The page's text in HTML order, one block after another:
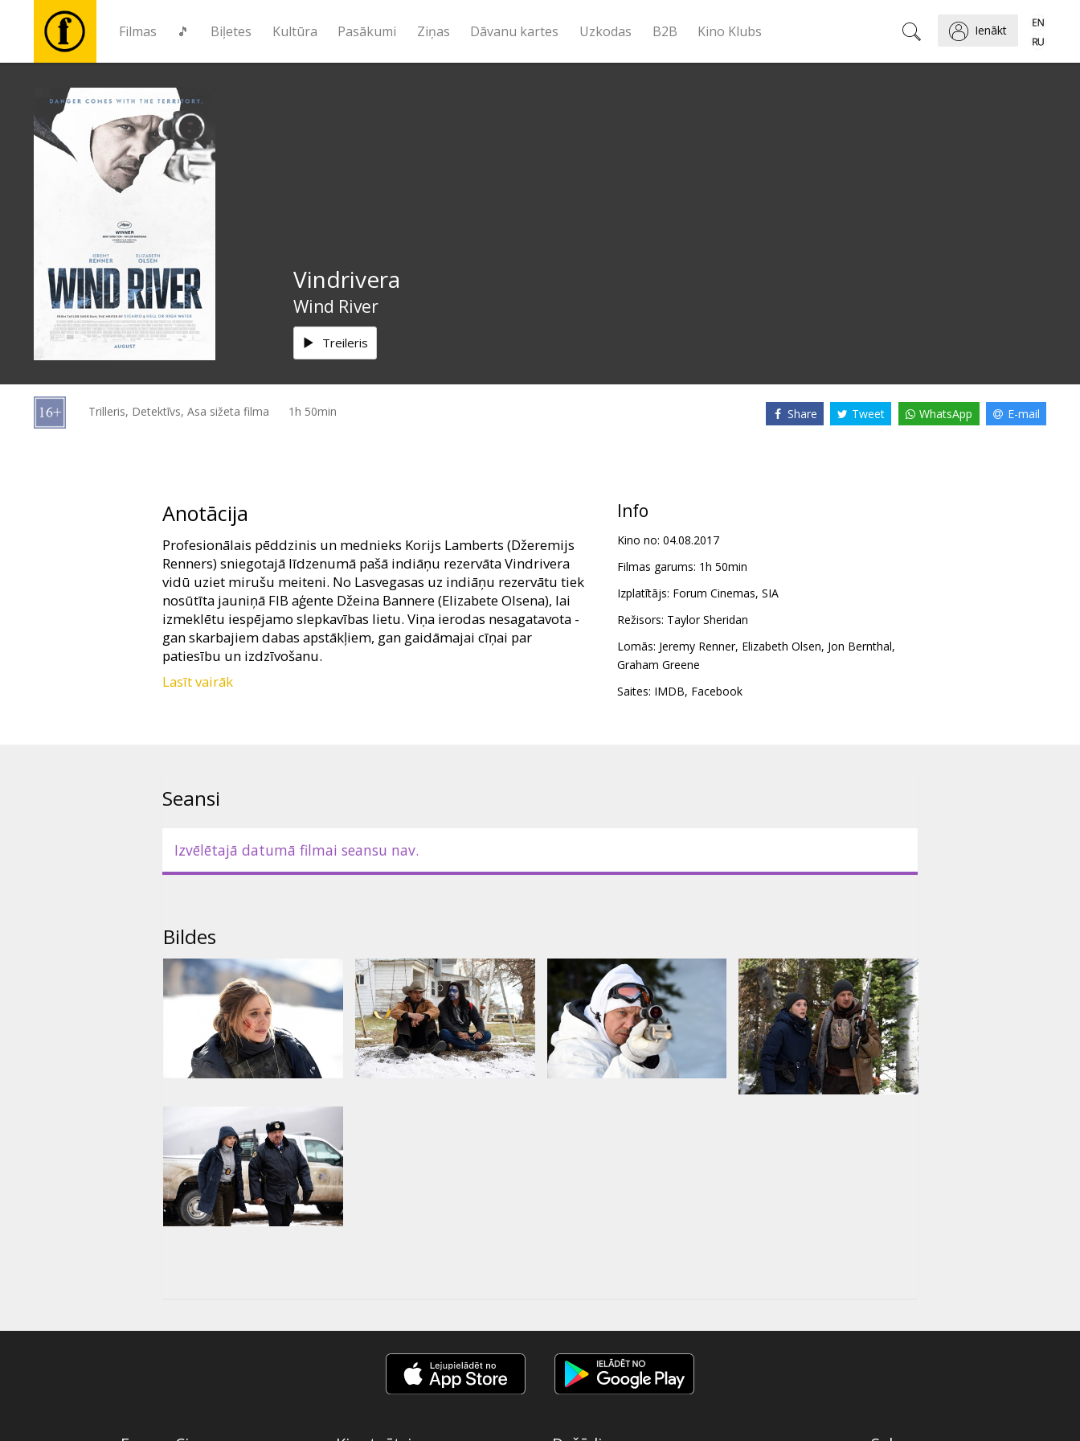
Filmas 🎵 Biļetes Kultūra Pasākumi Ziņas Dāvanu kartes Uzkodas B2B Kino Klubs Ienākt
Filmas
🎵
Pasākumi
Ziņas
kartes
Vindrivera
Wind River
Treileris
Trilleris, Detektīvs, Asa sižeta filma 1h 50min Share Tweet WhatsApp E-mail
Anotācija
Profesionālais pēddzinis un mednieks Korijs Lamberts (Džeremijs
Renners) sniegotajā līdzenumā pašā indiāņu rezervāta Vindrivera
vidū uziet mirušu meiteni. No Lasvegasas uz indiāņu rezervātu tiek
nosūtīta jauniņā FIB aģente Džeina Bannere (Elizabete Olsena), lai
izmeklētu iespējamo slepkavības lietu. Viņa ierodas nesagatavota -
gan skarbajiem dabas apstākļiem, gan gaidāmajai cīņai par
patiesību un izdzīvošanu.
Filmu režisējis Teilors Šeridans (Oscar® nominācija par scenāriju
Lasīt vairāk
Info
Kino no: 04.08.2017
Filmas garums: 1h 50min
Izplatītājs: Forum Cinemas, SIA
Režisors: Taylor Sheridan
Lomās: Jeremy Renner, Elizabeth Olsen, Jon Bernthal,
Graham Greene
Saites: IMDB, Facebook
Seansi
Izvēlētajā datumā filmai seansu nav.
Bildes